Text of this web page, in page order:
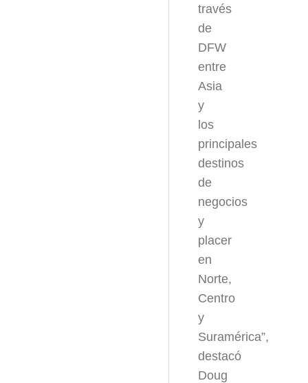
través
de
DFW
entre
Asia
y
los
principales
destinos
de
negocios
y
placer
en
Norte,
Centro
y
Suramérica”,
destacó
Doug